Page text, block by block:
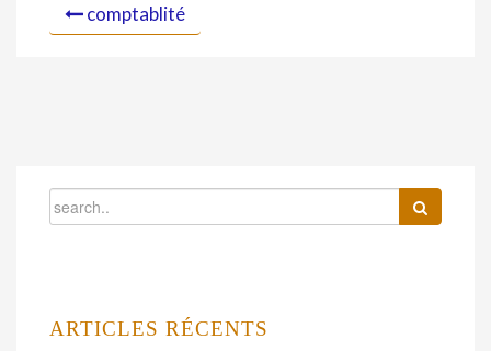
comptablité
ARTICLES RÉCENTS